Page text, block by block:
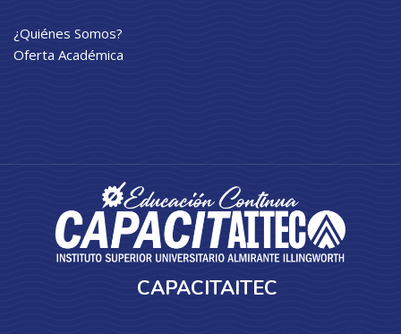
¿Quiénes Somos?
Oferta Académica
CAPACITAITEC